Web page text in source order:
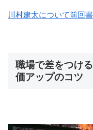
川村建太について前回
職場で差をつけ
価アップのコツ